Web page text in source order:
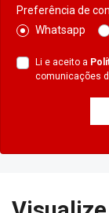
Preferência de
Whatsapp
Li e aceito a
comunicações